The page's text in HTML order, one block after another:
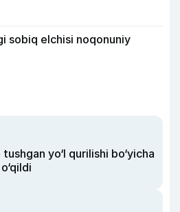
sobiq elchisi noqonuniy
yo‘l qurilishi bo‘yicha